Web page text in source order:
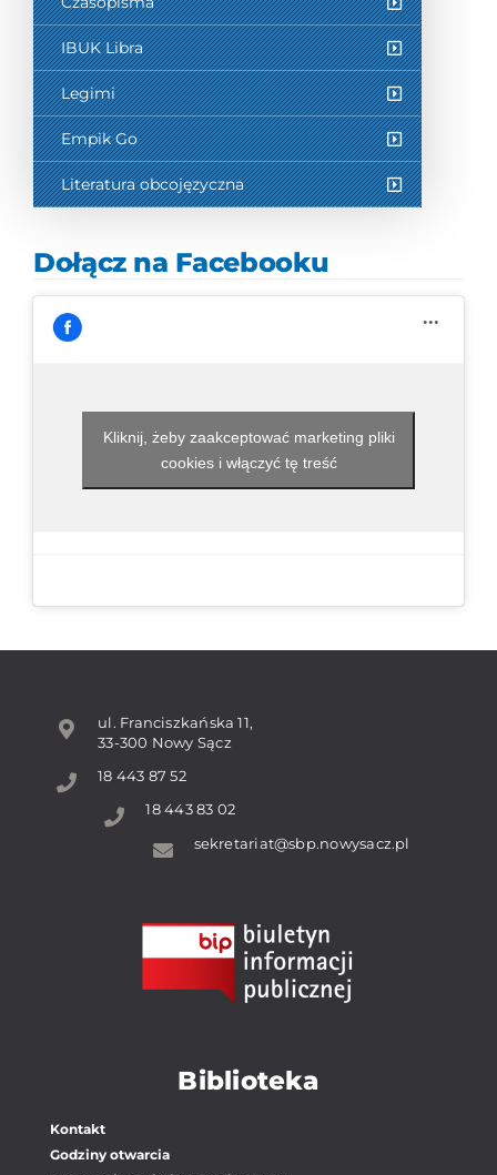
IBUK Libra
Legimi
Empik Go
Literatura obcojęzyczna
Dołącz na Facebooku
Kliknij, żeby zaakceptować marketing pliki
cookies i włączyć tę treść
ul. Franciszkańska 11,
33-300 Nowy Sącz
18 443 87 52
18 443 83 02
sekretariat@sbp.nowysacz.pl
Biblioteka
Kontakt
Godziny otwarcia